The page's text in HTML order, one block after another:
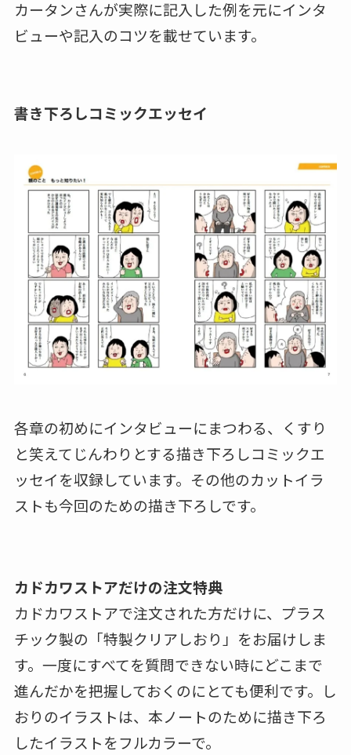
カータンさんが実際に記入した例を元にインタ
ビューや記入のコツを載せています。
書き下ろしコミックエッセイ
各章の初めにインタビューにまつわる、くすり
と笑えてじんわりとする描き下ろしコミックエ
ッセイを収録しています。その他のカットイラ
ストも今回のための描き下ろしです。
カドカワストアだけの注文特典
カドカワストアで注文された方だけに、プラス
チック製の「特製クリアしおり」をお届けしま
す。一度にすべてを質問できない時にどこまで
進んだかを把握しておくのにとても便利です。し
おりのイラストは、本ノートのために描き下ろ
したイラストをフルカラーで。